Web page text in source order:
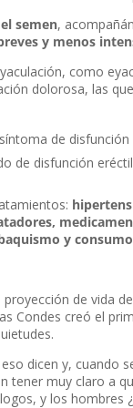
semen,
y menos
como
dolorosa, las
de disfunción
de disfunción
y
proyección de vida
Condes creó el
dicen y, cuando
tener muy claro a
y los hombres